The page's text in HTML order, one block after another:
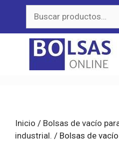
contenido
por:
Inicio / Bolsas de vacío
industrial. / Bolsas de